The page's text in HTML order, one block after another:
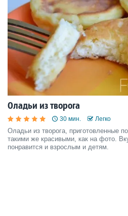
Оладьи из творога
30 мин. Легко
Оладьи из творога, приготовленные
такими же красивыми, как на фото.
понравится и взрослым и детям.